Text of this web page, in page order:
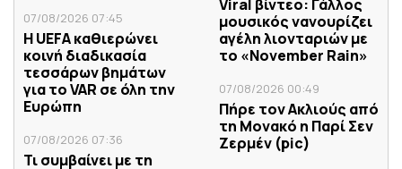
07/08/2026 07:45
Η UEFA καθιερώνει
κοινή διαδικασία
τεσσάρων βημάτων
για το VAR σε όλη την
Ευρώπη
07/08/2026 07:36
Τι συμβαίνει με τη
Viral βίντεο: Γάλλος
μουσικός νανουρίζει
αγέλη λιονταριών με
το «November Rain»
07/08/2026 00:49
Πήρε τον Ακλιούς από
τη Μονακό η Παρί Σεν
Ζερμέν (pic)